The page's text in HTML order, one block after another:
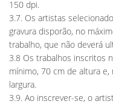
150 dpi.
3.7. Os artistas
gravura disporão, no
trabalho, que não deverá
3.8 Os trabalhos inscritos
mínimo, 70 cm de altura
largura.
3.9. Ao inscrever-se, o